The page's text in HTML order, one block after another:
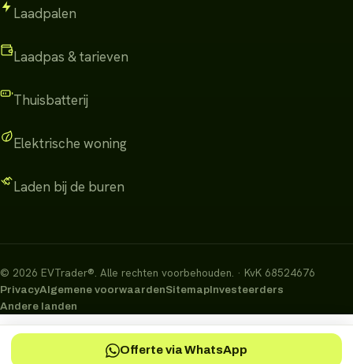
Laadpalen
Laadpas & tarieven
Thuisbatterij
Elektrische woning
Laden bij de buren
© 2026 EVTrader®. Alle rechten voorbehouden. · KvK 68524676
PrivacyAlgemene voorwaardenSitemapInvesteerders
Andere landen
Offerte via WhatsApp